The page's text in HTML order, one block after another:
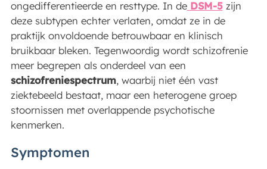
ongedifferentieerde en resttype. In deDSM-5zijn
deze subtypen echter verlaten, omdat ze in de
praktijk onvoldoende betrouwbaar en klinisch
bruikbaar bleken. Tegenwoordig wordt schizofrenie
meer begrepen als onderdeel van een
schizofreniespectrum, waarbij niet één vast
ziektebeeld bestaat, maar een heterogene groep
stoornissen met overlappende psychotische
kenmerken.
Symptomen